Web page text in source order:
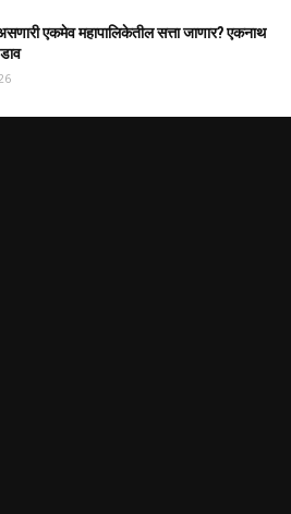
एकमेव महापालिकेतील सत्ता जाणार? एकनाथ